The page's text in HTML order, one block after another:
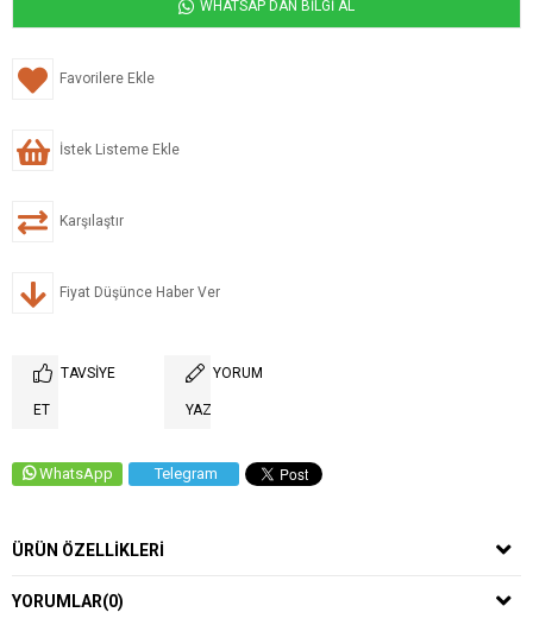
WHATSAP DAN BİLGİ AL
Favorilere Ekle
İstek Listeme Ekle
Karşılaştır
Fiyat Düşünce Haber Ver
TAVSIYE
ET
YORUM
YAZ
WhatsApp Telegram
ÜRÜN ÖZELLIKLERI
YORUMLAR(0)